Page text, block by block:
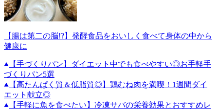
【腸は第二の脳!?】発酵食品をおいしく食べて身体の中から
健康に
【手づくりパン】ダイエット中でも食べやすい◎お手軽手
づくりパン5選
【高たんぱく質＆低脂質◎】鶏むね肉を満喫！1週間ダイ
エット献立◎
【手軽に魚を食べたい】冷凍サバの栄養効果とおすすめレ